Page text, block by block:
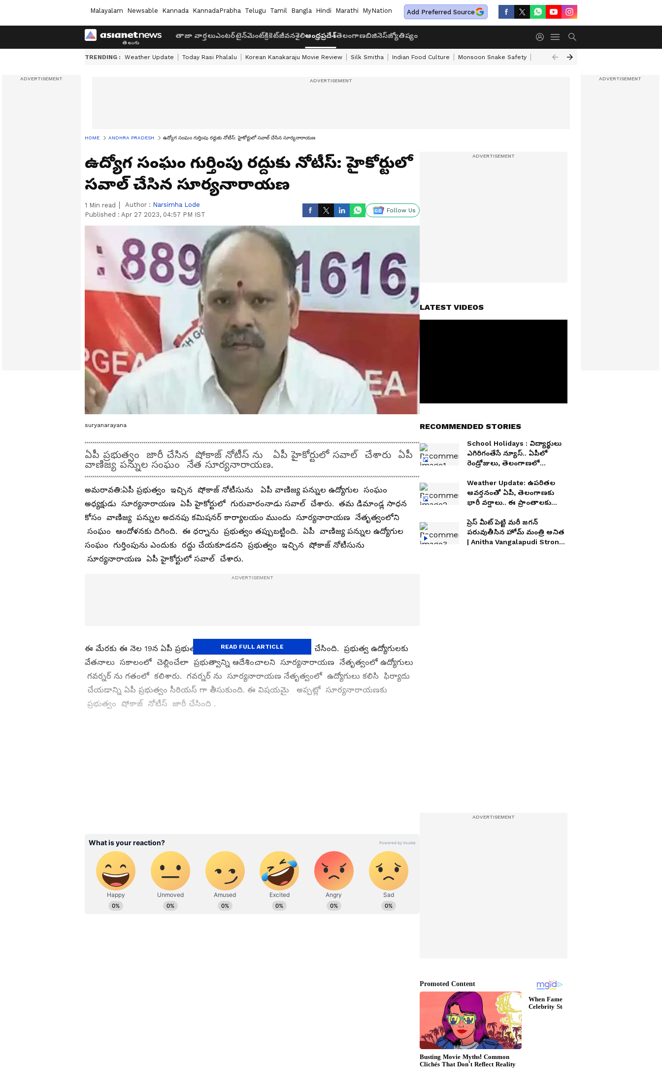
Malayalam Newsable Kannada KannadaPrabha Telugu Tamil Bangla Hindi Marathi MyNation Add Preferred Source
తాజా వార్తలుఎంటర్‌టైన్‌మెంట్క్రికెట్జీవనశైలిఆంధ్రప్రదేశ్తెలంగాణబిజినెస్జ్యోతిష్యం
TRENDING : Weather Update Today Rasi Phalalu Korean Kanakaraju Movie Review Silk Smitha Indian Food Culture Monsoon Snake Safety Akkineni Nageswara Rao
HOME ANDHRA PRADESH ఉద్యోగ సంఘం గుర్తింపు రద్దుకు నోటీస్: హైకోర్టులో సవాల్ చేసిన సూర్యనారాయణ
ఉద్యోగ సంఘం గుర్తింపు రద్దుకు నోటీస్: హైకోర్టులో
సవాల్ చేసిన సూర్యనారాయణ
1 Min read Author : Narsimha Lode
Published : Apr 27 2023, 04:57 PM IST
Follow Us
suryanarayana
ఏపీ ప్రభుత్వం జారీ చేసిన షోకాజ్ నోటీస్ ను ఏపీ హైకోర్టులో సవాల్ చేశారు ఏపీ
వాణిజ్య పన్నుల సంఘం నేత సూర్యనారాయణ.
అమరావతి:ఏపీ ప్రభుత్వం ఇచ్చిన షోకాజ్ నోటీసును ఏపీ వాణిజ్య పన్నుల ఉద్యోగుల సంఘం
అధ్యక్షుడు సూర్యనారాయణ ఏపీ హైకోర్టులో గురువారంనాడు సవాల్ చేశారు. తమ డిమాండ్ల సాధన
కోసం వాణిజ్య పన్నుల అదనపు కమిషనర్ కార్యాలయం ముందు సూర్యనారాయణ నేతృత్వంలోని
సంఘం ఆందోళనకు దిగింది. ఈ ధర్నాను ప్రభుత్వం తప్పుబట్టింది. ఏపీ వాణిజ్య పన్నుల ఉద్యోగుల
సంఘం గుర్తింపును ఎందుకు రద్దు చేయకూడదని ప్రభుత్వం ఇచ్చిన షోకాజ్ నోటీసును
సూర్యనారాయణ ఏపీ హైకోర్టులో సవాల్ చేశారు.
ఈ మేరకు ఈ నెల 19న ఏపీ ప్రభుత్వం సూర్యనారాయణకు నోటీసు జారీ చేసింది. ప్రభుత్వ ఉద్యోగులకు
వేతనాలు సకాలంలో చెల్లించేలా ప్రభుత్వాన్ని ఆదేశించాలని సూర్యనారాయణ నేతృత్వంలో ఉద్యోగులు
గవర్నర్ ను గతంలో కలిశారు. గవర్నర్ ను సూర్యనారాయణ నేతృత్వంలో ఉద్యోగులు కలిసి ఫిర్యాదు
చేయడాన్ని ఏపీ ప్రభుత్వం సీరియస్ గా తీసుకుంది. ఈ విషయమై అప్పట్లో సూర్యనారాయణకు
ప్రభుత్వం షోకాజ్ నోటీస్ జారీ చేసింది .
READ FULL ARTICLE
LATEST VIDEOS
RECOMMENDED STORIES
School Holidays : విద్యార్థులు
ఎగిరిగంతేసే న్యూస్.. ఏపీలో
రెండ్రోజులు, తెలంగాణలో
సెలవులు
Weather Update: ఉపరితల
ఆవర్తనంతో ఏపీ, తెలంగాణకు
భారీ వర్షాలు.. ఈ ప్రాంతాలకు
ప్రెస్ మీట్ పెట్టి మరీ జగన్
పరువుతీసిన హోమ్ మంత్రి అనిత
| Anitha Vangalapudi Strong